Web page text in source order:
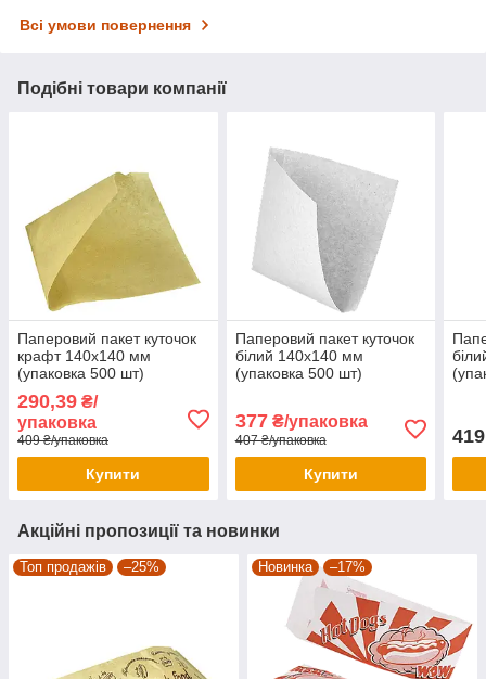
Всі умови повернення
Подібні товари компанії
Паперовий пакет куточок
крафт 140х140 мм
(упаковка 500 шт)
290,39 ₴/
упаковка
409 ₴/упаковка
Купити
Паперовий пакет куточок
білий 140х140 мм
(упаковка 500 шт)
377₴/упаковка
407 ₴/упаковка
Купити
419
Акційні пропозиції та новинки
Топ продажів –25% Новинка –17%